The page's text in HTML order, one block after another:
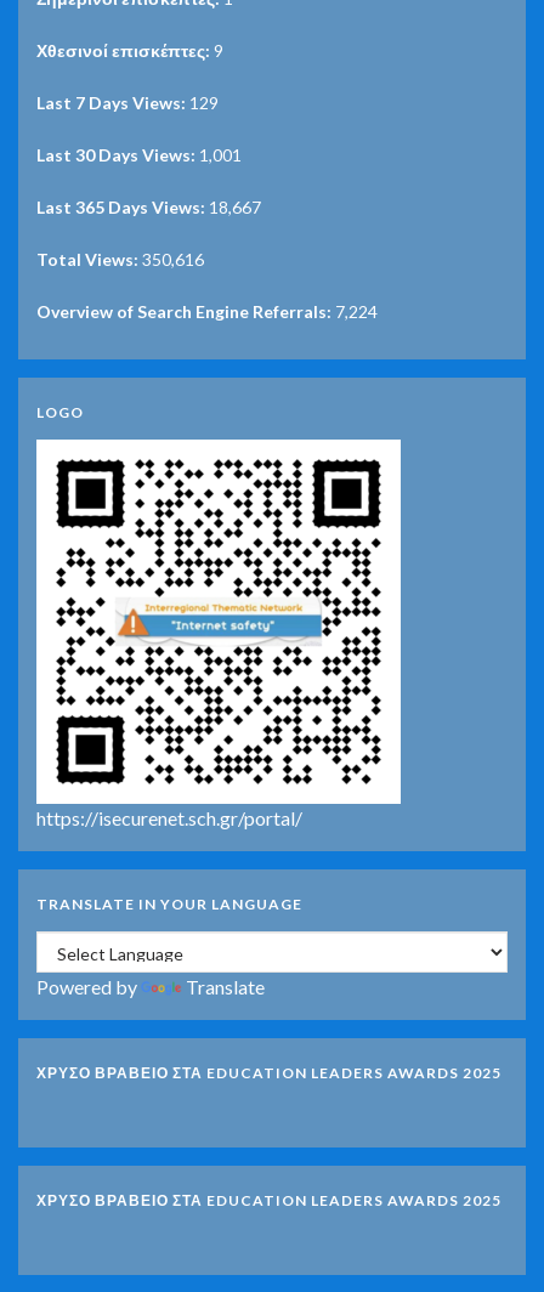
Χθεσινοί επισκέπτες: 9
Last 7 Days Views: 129
Last 30 Days Views: 1,001
Last 365 Days Views: 18,667
Total Views: 350,616
Overview of Search Engine Referrals: 7,224
LOGO
https://isecurenet.sch.gr/portal/
TRANSLATE IN YOUR LANGUAGE
Powered by Translate
ΧΡΥΣΟ ΒΡΑΒΕΙΟ ΣΤΑ EDUCATION LEADERS AWARDS 2025
ΧΡΥΣΟ ΒΡΑΒΕΙΟ ΣΤΑ EDUCATION LEADERS AWARDS 2025